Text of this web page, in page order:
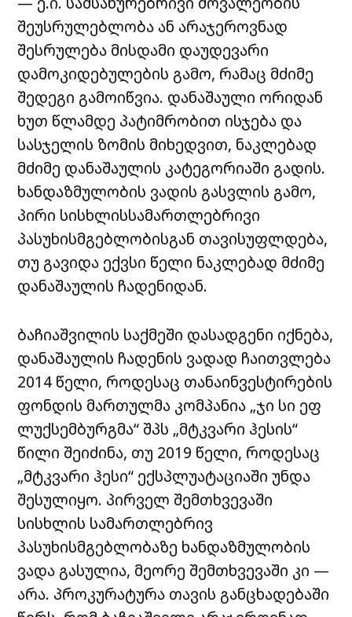
შეუსრულებლობა ან არაჯეროვნად
შესრულება მისდამი დაუდევარი
დამოკიდებულების გამო, რამაც მძიმე
შედეგი გამოიწვია. დანაშაული ორიდან
ხუთ წლამდე პატიმრობით ისჯება და
სასჯელის ზომის მიხედვით, ნაკლებად
მძიმე დანაშაულის კატეგორიაში გადის.
ხანდაზმულობის ვადის გასვლის გამო,
პირი სისხლისსამართლებრივი
პასუხისმგებლობისგან თავისუფლდება,
თუ გავიდა ექვსი წელი ნაკლებად მძიმე
დანაშაულის ჩადენიდან.
ბაჩიაშვილის საქმეში დასადგენი იქნება,
დანაშაულის ჩადენის ვადად ჩაითვლება
2014 წელი, როდესაც თანაინვესტირების
ფონდის მართულმა კომპანია „ჯი სი ეფ
ლუქსემბურგმა“ შპს „მტკვარი ჰესის“
წილი შეიძინა, თუ 2019 წელი, როდესაც
„მტკვარი ჰესი“ ექსპლუატაციაში უნდა
შესულიყო. პირველ შემთხვევაში
სისხლის სამართლებრივ
პასუხისმგებლობაზე ხანდაზმულობის
ვადა გასულია, მეორე შემთხვევაში კი —
არა. პროკურატურა თავის განცხადებაში